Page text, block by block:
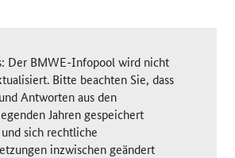
Der BMWE-Infopool wird nicht
Bitte beachten Sie, dass
Antworten aus den
Jahren gespeichert
sich rechtliche
inzwischen geändert